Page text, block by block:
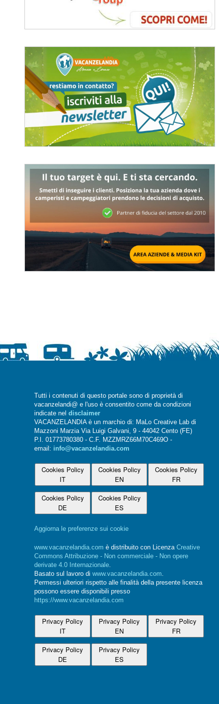
Tutti i contenuti di questo portale sono di proprietà di
vacanzelandi@ e l'uso è consentito come da condizioni
indicate nel disclaimer
VACANZELANDIA è un marchio di: MaLo Creative Lab di
Mazzoni Marzia Via Luigi Galvani, 9 - 44042 Cento (FE)
P.I. 01773780380 - C.F. MZZMRZ66M70C469O -
email: info@vacanzelandia.com
Cookies Policy
IT
Cookies Policy
EN
Cookies Policy
FR
Cookies Policy
DE
Cookies Policy
ES
Aggiorna le preferenze sui cookie
www.vacanzelandia.com è distribuito con Licenza Creative
Commons Attribuzione - Non commerciale - Non opere
derivate 4.0 Internazionale.
Basato sul lavoro di www.vacanzelandia.com.
Permessi ulteriori rispetto alle finalità della presente licenza
possono essere disponibili presso
https://www.vacanzelandia.com
Privacy Policy
IT
Privacy Policy
EN
Privacy Policy
FR
Privacy Policy
DE
Privacy Policy
ES